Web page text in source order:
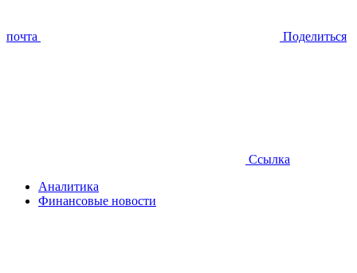
почта Поделиться
Ссылка
Аналитика
Финансовые новости